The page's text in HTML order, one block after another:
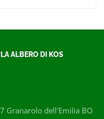
ALBERO DI KOS
Granarolo dell'Emilia BO